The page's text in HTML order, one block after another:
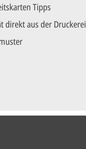
Tipps
direkt aus der Druckerei